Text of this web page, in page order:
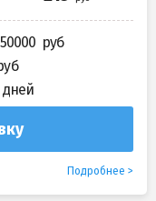
дней
Подробнее